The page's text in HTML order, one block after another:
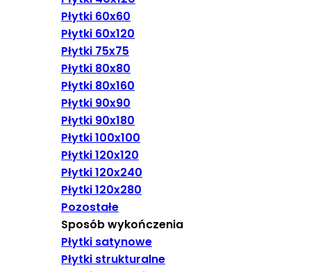
Płytki 60x60
Płytki 60x120
Płytki 75x75
Płytki 80x80
Płytki 80x160
Płytki 90x90
Płytki 90x180
Płytki 100x100
Płytki 120x120
Płytki 120x240
Płytki 120x280
Pozostałe
Sposób wykończenia
Płytki satynowe
Płytki strukturalne